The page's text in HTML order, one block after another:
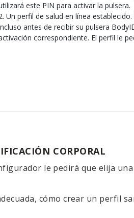
este PIN para activar la pulsera.
Un perfil de salud en línea
antes de recibir su pulsera
correspondiente. El perfil le
CORPORAL
le pedirá que elija
cómo crear un perfil